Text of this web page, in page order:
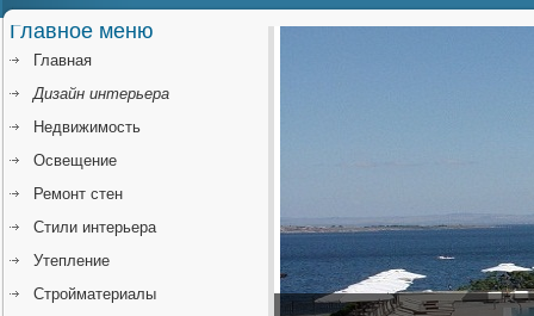
Главное меню
Главная
Дизайн интерьера
Недвижимость
Освещение
Ремонт стен
Стили интерьера
Утепление
Стройматериалы